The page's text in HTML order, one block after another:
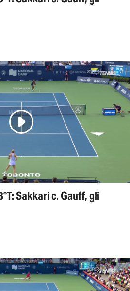
Sakkari c. Gauff, gli